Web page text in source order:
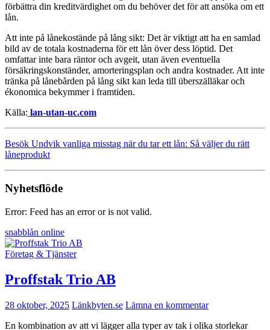
förbättra din kreditvärdighet om du behöver det för att ansöka om ett
lån.
Att inte på lånekostände på lång sikt: Det är viktigt att ha en samlad
bild av de totala kostnaderna för ett lån över dess löptid. Det
omfattar inte bara räntor och avgeit, utan även eventuella
försäkringskonständer, amorteringsplan och andra kostnader. Att inte
tränka på lånebården på lång sikt kan leda till überszälläkar och
ékonomica bekymmer i framtiden.
Källa: lan-utan-uc.com
Besök Undvik vanliga misstag när du tar ett lån: Så väljer du rätt
låneprodukt
Nyhetsflöde
Error: Feed has an error or is not valid.
snabblån online
Företag & Tjänster
Proffstak Trio AB
28 oktober, 2025 Länkbyten.se Lämna en kommentar
En kombination av att vi lägger alla typer av tak i olika storlekar